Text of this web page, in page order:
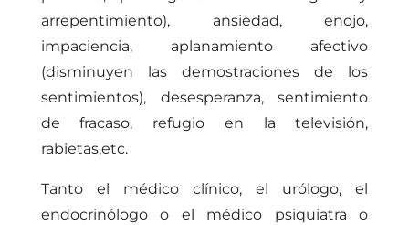
arrepentimiento), ansiedad, enojo,
impaciencia, aplanamiento afectivo
(disminuyen las demostraciones de los
sentimientos), desesperanza, sentimiento
de fracaso, refugio en la televisión,
rabietas,etc.
Tanto el médico clínico, el urólogo, el
endocrinólogo o el médico psiquiatra o